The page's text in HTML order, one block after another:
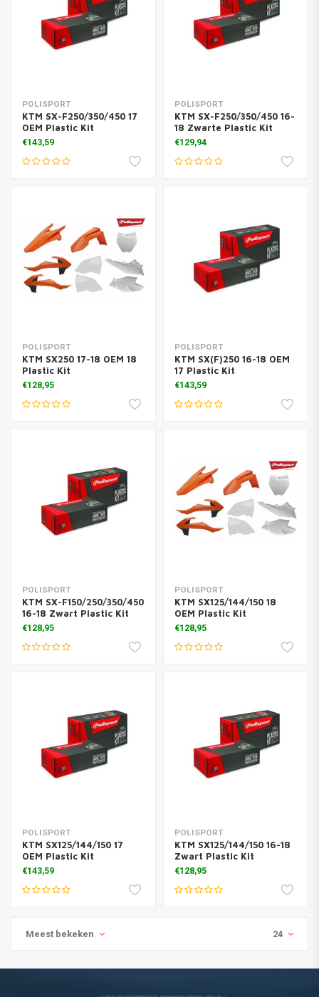
POLISPORT
KTM SX-F250/350/450 17
OEM Plastic Kit
€143,59
POLISPORT
KTM SX-F250/350/450 16-
18 Zwarte Plastic Kit
€129,94
POLISPORT
KTM SX250 17-18 OEM 18
Plastic Kit
€128,95
POLISPORT
KTM SX(F)250 16-18 OEM
17 Plastic Kit
€143,59
POLISPORT
KTM SX-F150/250/350/450
16-18 Zwart Plastic Kit
€128,95
POLISPORT
KTM SX125/144/150 18
OEM Plastic Kit
€128,95
POLISPORT
KTM SX125/144/150 17
OEM Plastic Kit
€143,59
POLISPORT
KTM SX125/144/150 16-18
Zwart Plastic Kit
€128,95
Meest bekeken 24